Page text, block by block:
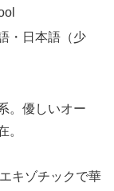
・日本語（少
。優しいオー
。
エキゾチックで華